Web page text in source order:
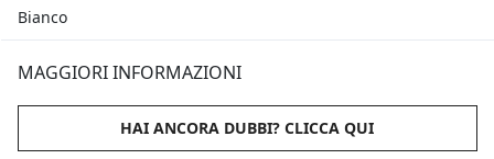
Bianco
MAGGIORI INFORMAZIONI
HAI ANCORA DUBBI? CLICCA QUI